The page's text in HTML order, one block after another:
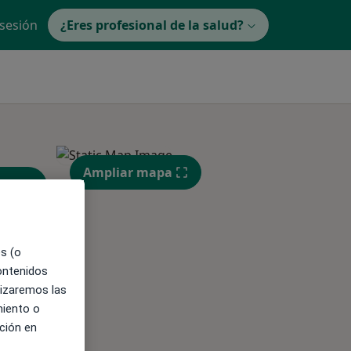
¿Eres profesional de la salud?
Ampliar mapa
(o
las
o
en